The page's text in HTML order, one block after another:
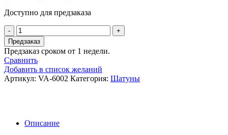
Доступно для предзаказа
Количество
товара
Vesrah
Шатун
Yamaha
YZ
250
Предзаказ
Предзаказ сроком от 1 недели.
Сравнить
Добавить в список желаний
Артикул: VA-6002 Категория: Шатуны
Описание